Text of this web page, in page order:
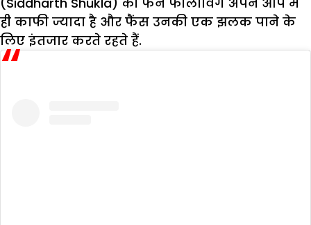
ही काफी ज्यादा है और फैंस उनकी एक झलक पाने के
लिए इंतजार करते रहते हैं.